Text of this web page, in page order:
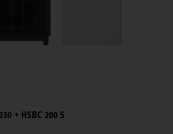
+ HSBC 200 S